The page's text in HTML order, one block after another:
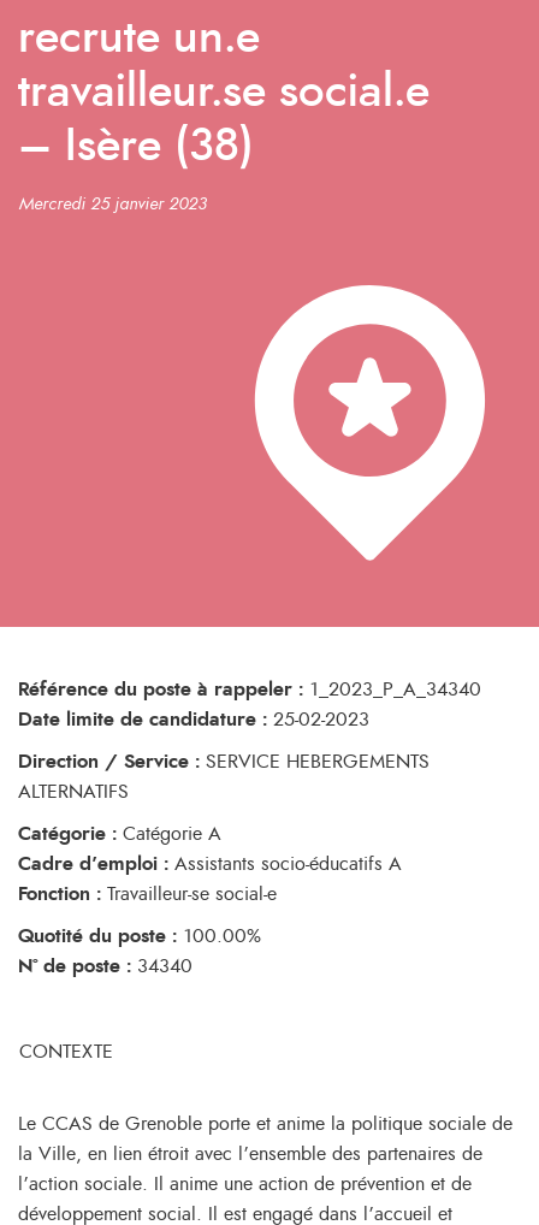
recrute un.e
travailleur.se social.e
– Isère (38)
Mercredi 25 janvier 2023
Référence du poste à rappeler : 1_2023_P_A_34340
Date limite de candidature : 25-02-2023
Direction / Service : SERVICE HEBERGEMENTS
ALTERNATIFS
Catégorie : Catégorie A
Cadre d’emploi : Assistants socio-éducatifs A
Fonction : Travailleur-se social-e
Quotité du poste : 100.00%
N° de poste : 34340
CONTEXTE
Le CCAS de Grenoble porte et anime la politique sociale de
la Ville, en lien étroit avec l’ensemble des partenaires de
l’action sociale. Il anime une action de prévention et de
développement social. Il est engagé dans l’accueil et